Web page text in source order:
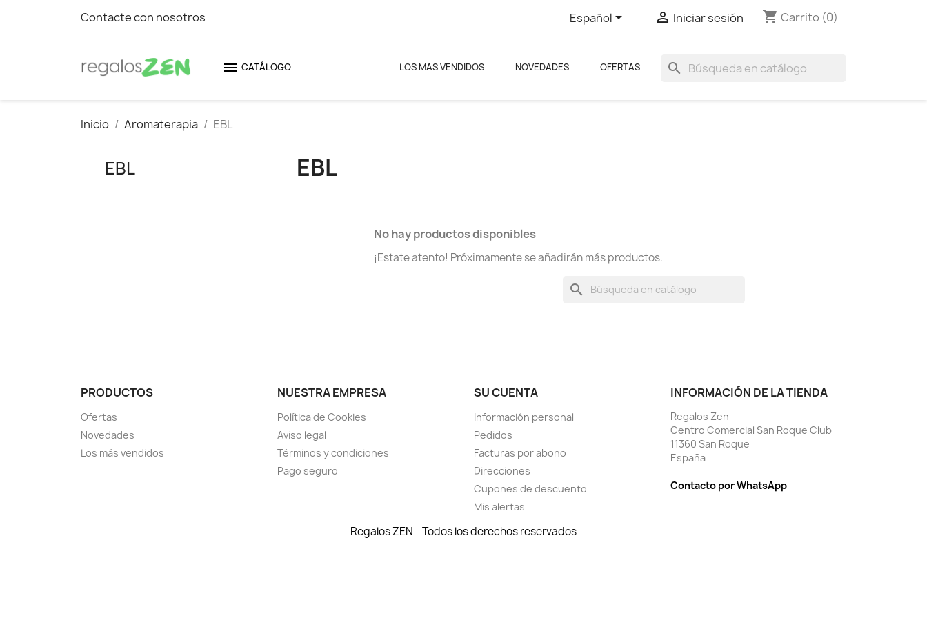
Contacte con nosotros Español  Iniciar sesión shopping_cart Carrito (0)
search
OFERTAS
NOVEDADES
LOS MAS VENDIDOS
 CATÁLOGO
Inicio Aromaterapia EBL
EBL EBL
No hay productos disponibles
¡Estate atento! Próximamente se añadirán más productos.
search
PRODUCTOS
Ofertas
Novedades
Los más vendidos
NUESTRA EMPRESA
Política de Cookies
Aviso legal
Términos y condiciones
Pago seguro
SU CUENTA
Información personal
Pedidos
Facturas por abono
Direcciones
Cupones de descuento
Mis alertas
INFORMACIÓN DE LA TIENDA
Regalos Zen
Centro Comercial San Roque Club
11360 San Roque
España
Contacto por WhatsApp
Regalos ZEN - Todos los derechos reservados